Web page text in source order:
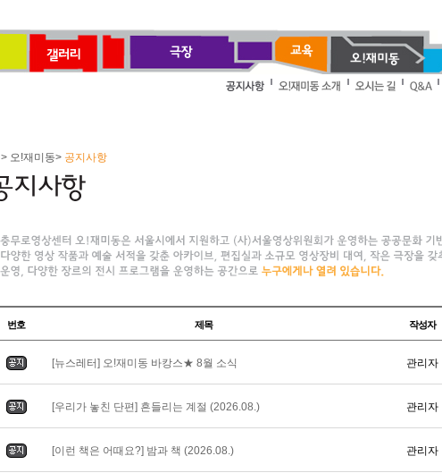
> 오!재미동> 공지사항
번호 제목 작성자
[뉴스레터] 오!재미동 바캉스★ 8월 소식 관리자
[우리가 놓친 단편] 흔들리는 계절 (2026.08.) 관리자
[이런 책은 어때요?] 밤과 책 (2026.08.) 관리자